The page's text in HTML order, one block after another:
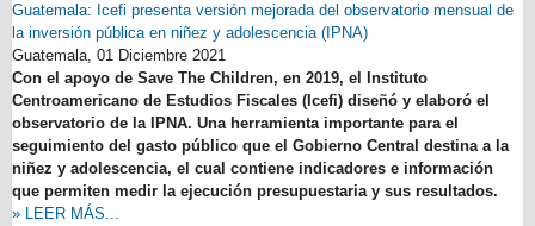
Guatemala: Icefi presenta versión mejorada del observatorio mensual de
la inversión pública en niñez y adolescencia (IPNA)
Guatemala, 01 Diciembre 2021
Con el apoyo de Save The Children, en 2019, el Instituto
Centroamericano de Estudios Fiscales (Icefi) diseñó y elaboró el
observatorio de la IPNA. Una herramienta importante para el
seguimiento del gasto público que el Gobierno Central destina a la
niñez y adolescencia, el cual contiene indicadores e información
que permiten medir la ejecución presupuestaria y sus resultados.
» LEER MÁS...